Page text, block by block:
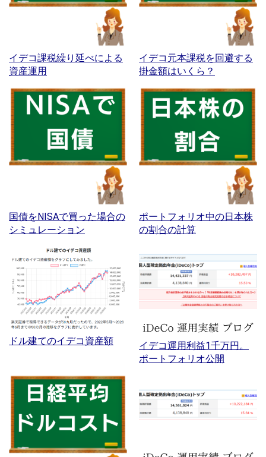
イデコ課税繰り延べによる
資産運用
イデコ元本課税を回避する
掛金額はいくら？
国債をNISAで買った場合の
シミュレーション
ポートフォリオ中の日本株
の割合の計算
ドル建てのイデコ資産額
イデコ運用利益1千万円。
ポートフォリオ公開